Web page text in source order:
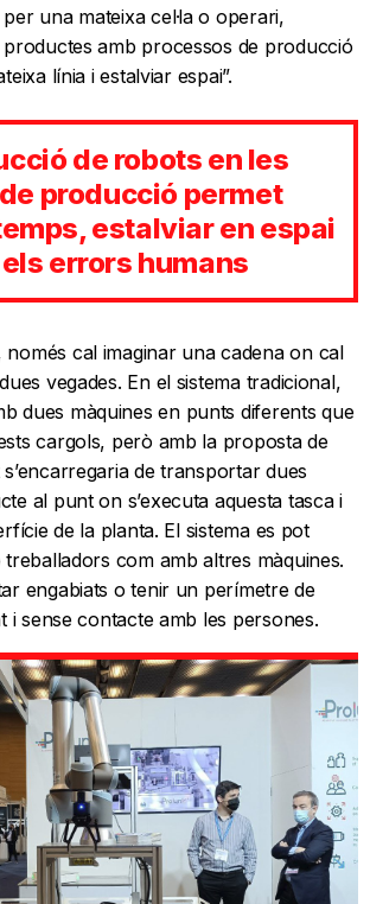
una mateixa cel·la o operari,
amb processos de producció
línia i estalviar espai”.
de robots en les
producció permet
estalviar en espai
errors humans
cal imaginar una cadena on cal
vegades. En el sistema tradicional,
dues màquines en punts diferents que
cargols, però amb la proposta de
de transportar dues
al punt on s’executa aquesta tasca i
de la planta. El sistema es pot
com amb altres màquines.
engabiats o tenir un perímetre de
i sense contacte amb les persones.